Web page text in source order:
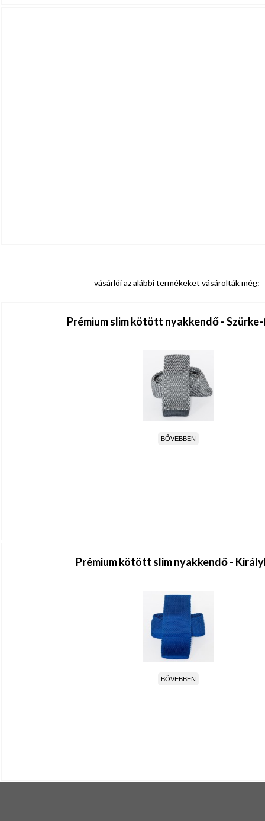
vásárlói az alábbi termékeket vásárolták még:
Prémium slim kötött nyakkendő -
BŐVEBBEN
Prémium kötött slim nyakkendő -
BŐVEBBEN